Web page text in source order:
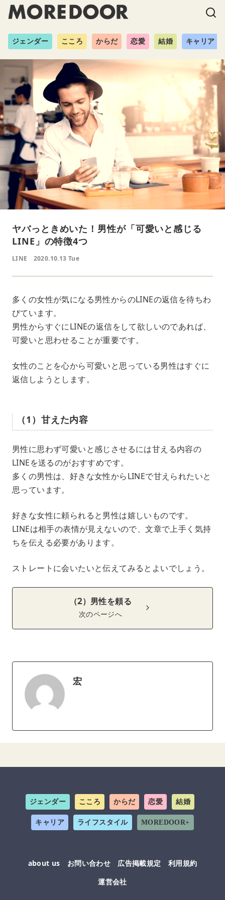
ジェンダー こころ からだ 恋愛 結婚 キャリア
ヤバっときめいた！男性が「可愛いと感じる
LINE」の特徴4つ
LINE 2020.10.13 Tue
多くの女性が気になる男性からのLINEの返信を待ちわ
びています。
男性からすぐにLINEの返信をして欲しいのであれば、
可愛いと思わせることが重要です。
女性のことを心から可愛いと思っている男性はすぐに
返信しようとします。
（1）甘えた内容
男性に思わず可愛いと感じさせるには甘える内容の
LINEを送るのがおすすめです。
多くの男性は、好きな女性からLINEで甘えられたいと
思っています。
好きな女性に頼られると男性は嬉しいものです。
LINEは相手の表情が見えないので、文章で上手く気持
ちを伝える必要があります。
ストレートに会いたいと伝えてみるとよいでしょう。
（2）男性を頼る
次のページへ
宏
ジェンダー こころ からだ 恋愛 結婚
キャリア ライフスタイル MOREDOOR+
about us お問い合わせ 広告掲載規定
利用規約
運営会社